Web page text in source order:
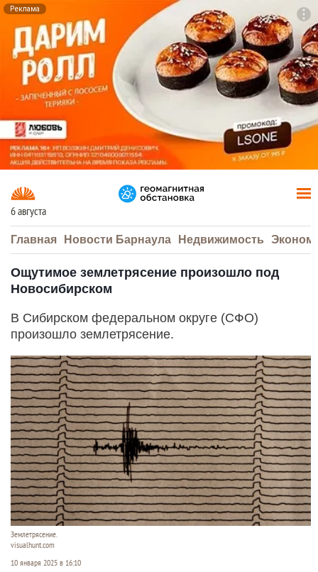
Реклама
6 августа
Главная Новости Барнаула Недвижимость
Ощутимое землетрясение произошло под
Новосибирском
В Сибирском федеральном округе (СФО)
произошло землетрясение.
Землетрясение.
visualhunt.com
10 января 2025 в 16:10